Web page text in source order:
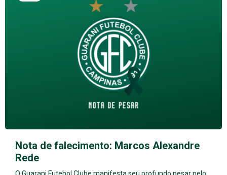
Nota de falecimento: Marcos Alexandre
Rede